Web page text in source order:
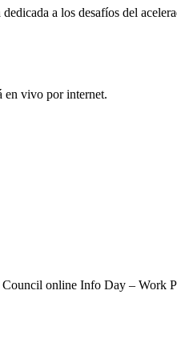
a los desafíos del
en vivo por internet.
online Info Day – Work